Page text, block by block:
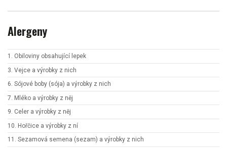
Alergeny
1. Obiloviny obsahující lepek
3. Vejce a výrobky z nich
6. Sójové boby (sója) a výrobky z nich
7. Mléko a výrobky z něj
9. Celer a výrobky z něj
10. Hořčice a výrobky z ní
11. Sezamová semena (sezam) a výrobky z nich